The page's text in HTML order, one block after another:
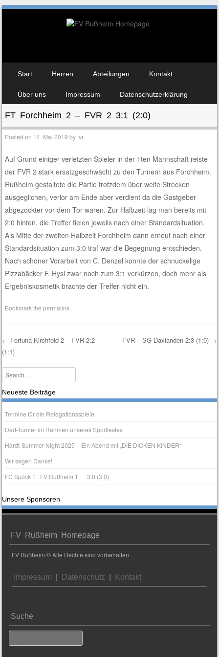
Menu
Start Herren Abteilungen Kontakt
Über uns Impressum Datenschutzerklärung
FT Forchheim 2 – FVR 2 3:1 (2:0)
Posted on 14. Mai 2019 byfvr
Auf Grund einiger verletzten Spieler in der 1ten Mannschaft reiste
der FVR 2 stark ersatzgeschwächt zu den Turnern aus Forchheim.
Rußheim gestaltete die Partie trotzdem über weite Strecken
ausgeglichen, verlor am Ende aber verdient da die Gastgeber
abgezockter vor dem Tor waren. Zur Halbzeit lag man bereits mit
2:0 hinten, die Treffer fielen jeweils nach einer Standardsituation.
Als Mitte der zweiten Halbzeit Forchheim dann erneut nach einer
Standardsituation zum 3:0 traf war die Begegnung entschieden.
Nach schöner Vorarbeit von C. Denzel konnte der schnuckelige
Pizzabäcker F. Hysi zwar noch zum 3:1 verkürzen, doch mehr als
Ergebniskosmetik brachte der Treffer nicht ein.
Bookmark thepermalink
Post navigation
← Fortuna Kirchfeld 2 – FVR 2:2
(1:1)
FVR – SG Daxlanden 2:3 (1:0) →
Search
Neueste Beiträge
Termine für die Relegationsspiele
Dart-Turnier im Rahmen unseres Sportfestes
Hardt-Summer-Night 2025 – Ein Abend mit „DIE DICKEN KINDER“
Wir sagen Danke!
FC Spöck 1 : FV Rußheim 1 3:0 (3:0)
Unsere Sponsoren
FV Rußheim Homepage
FV Rußheim © Alle Rechte sind vorbehalten
Impressum Datenschutz Kontakt
Suche